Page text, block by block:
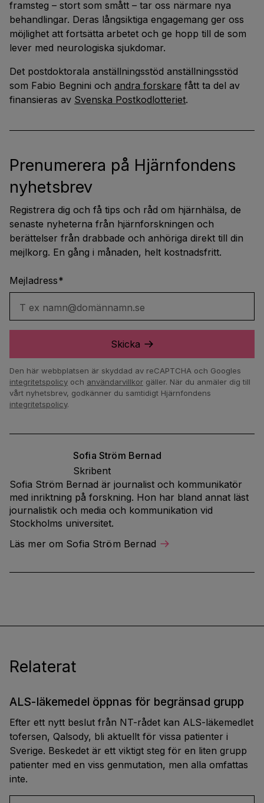
framsteg – stort som smått – tar oss närmare nya
behandlingar. Deras långsiktiga engagemang ger oss
möjlighet att fortsätta arbetet och ge hopp till de som
lever med neurologiska sjukdomar.
Det postdoktorala anställningsstöd anställningsstöd
som Fabio Begnini och andra forskare fått ta del av
finansieras av Svenska Postkodlotteriet.
Prenumerera på Hjärnfondens
nyhetsbrev
Registrera dig och få tips och råd om hjärnhälsa, de
senaste nyheterna från hjärnforskningen och
berättelser från drabbade och anhöriga direkt till din
mejlkorg. En gång i månaden, helt kostnadsfritt.
Mejladress*
T ex namn@domännamn.se
Skicka
Den här webbplatsen är skyddad av reCAPTCHA och Googles
integritetspolicy och användarvillkor gäller. När du anmäler dig till
vårt nyhetsbrev, godkänner du samtidigt Hjärnfondens
integritetspolicy.
Sofia Ström Bernad
Skribent
Sofia Ström Bernad är journalist och kommunikatör
med inriktning på forskning. Hon har bland annat läst
journalistik och media och kommunikation vid
Stockholms universitet.
Läs mer om Sofia Ström Bernad
Relaterat
ALS-läkemedel öppnas för begränsad grupp
Efter ett nytt beslut från NT-rådet kan ALS-läkemedlet
tofersen, Qalsody, bli aktuellt för vissa patienter i
Sverige. Beskedet är ett viktigt steg för en liten grupp
patienter med en viss genmutation, men alla omfattas
inte.